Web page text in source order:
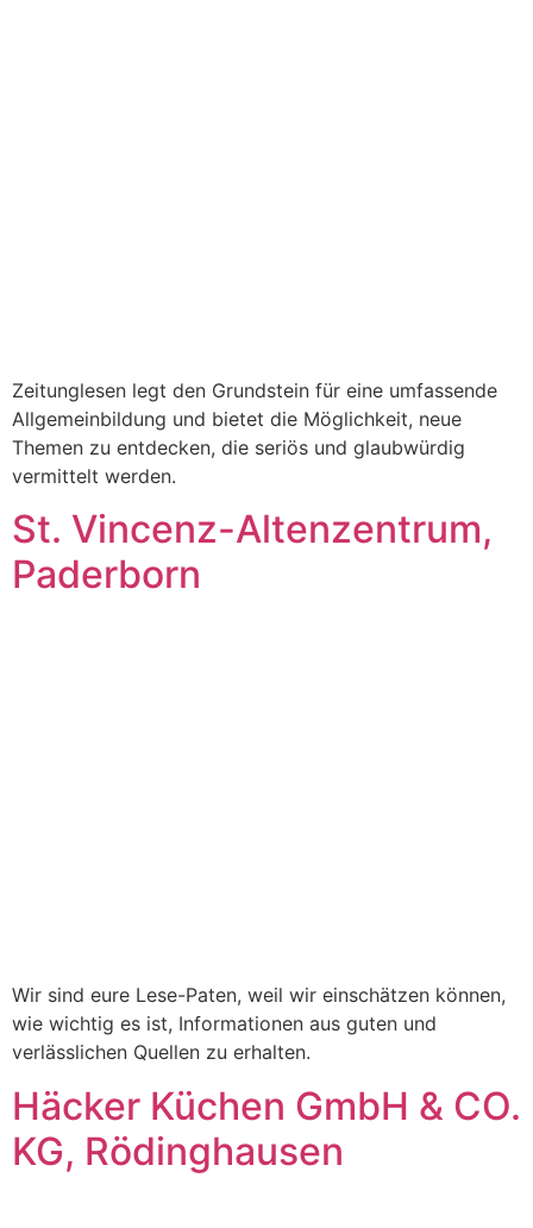
Zeitunglesen legt den Grundstein für eine umfassende
Allgemeinbildung und bietet die Möglichkeit, neue
Themen zu entdecken, die seriös und glaubwürdig
vermittelt werden.
St. Vincenz-Altenzentrum,
Paderborn
Wir sind eure Lese-Paten, weil wir einschätzen können,
wie wichtig es ist, Informationen aus guten und
verlässlichen Quellen zu erhalten.
Häcker Küchen GmbH & CO.
KG, Rödinghausen